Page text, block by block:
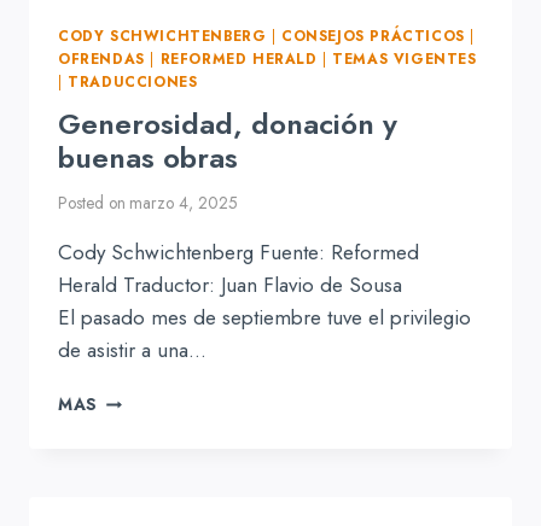
CODY SCHWICHTENBERG | CONSEJOS PRÁCTICOS |
OFRENDAS | REFORMED HERALD | TEMAS VIGENTES
| TRADUCCIONES
Generosidad, donación y
buenas obras
Posted on marzo 4, 2025
Cody Schwichtenberg Fuente: Reformed
Herald Traductor: Juan Flavio de Sousa
El pasado mes de septiembre tuve el privilegio
de asistir a una…
MAS GENEROSIDAD,